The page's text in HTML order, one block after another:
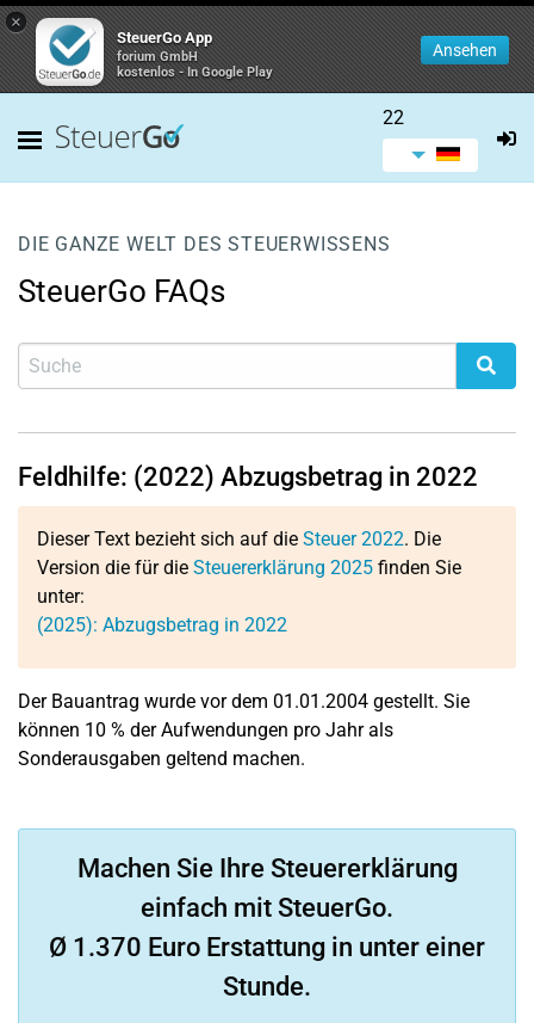
×
SteuerGo App
forium GmbH
kostenlos - In Google Play
Ansehen
22
DIE GANZE WELT DES STEUERWISSENS
SteuerGo FAQs
Feldhilfe: (2022) Abzugsbetrag in 2022
Dieser Text bezieht sich auf die Steuer 2022. Die
Version die für die Steuererklärung 2025 finden Sie
unter:
(2025): Abzugsbetrag in 2022
Der Bauantrag wurde vor dem 01.01.2004 gestellt. Sie
können 10 % der Aufwendungen pro Jahr als
Sonderausgaben geltend machen.
Machen Sie Ihre Steuererklärung
einfach mit SteuerGo.
Ø 1.370 Euro Erstattung in unter einer
Stunde.